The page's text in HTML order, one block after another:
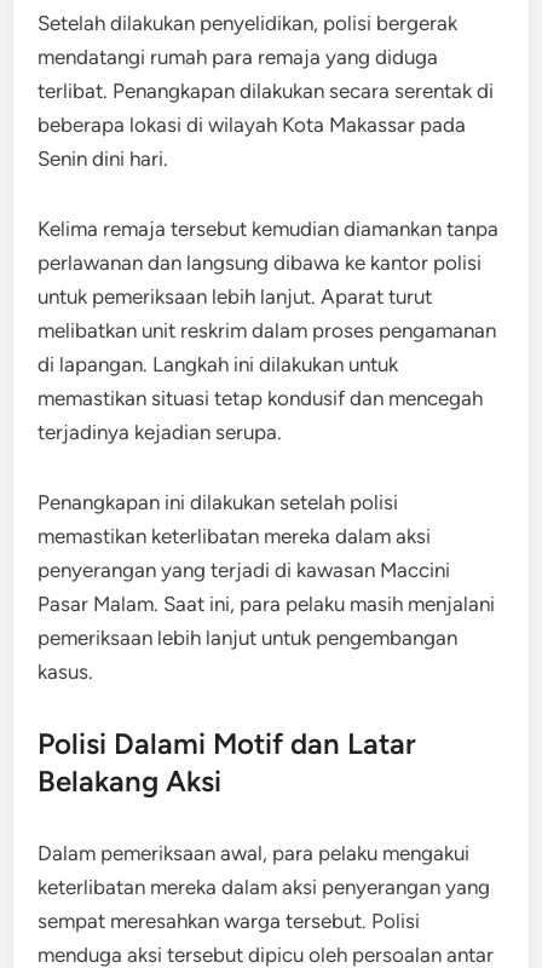
Setelah dilakukan penyelidikan, polisi bergerak
mendatangi rumah para remaja yang diduga
terlibat. Penangkapan dilakukan secara serentak di
beberapa lokasi di wilayah Kota Makassar pada
Senin dini hari.
Kelima remaja tersebut kemudian diamankan tanpa
perlawanan dan langsung dibawa ke kantor polisi
untuk pemeriksaan lebih lanjut. Aparat turut
melibatkan unit reskrim dalam proses pengamanan
di lapangan. Langkah ini dilakukan untuk
memastikan situasi tetap kondusif dan mencegah
terjadinya kejadian serupa.
Penangkapan ini dilakukan setelah polisi
memastikan keterlibatan mereka dalam aksi
penyerangan yang terjadi di kawasan Maccini
Pasar Malam. Saat ini, para pelaku masih menjalani
pemeriksaan lebih lanjut untuk pengembangan
kasus.
Polisi Dalami Motif dan Latar
Belakang Aksi
Dalam pemeriksaan awal, para pelaku mengakui
keterlibatan mereka dalam aksi penyerangan yang
sempat meresahkan warga tersebut. Polisi
menduga aksi tersebut dipicu oleh persoalan antar